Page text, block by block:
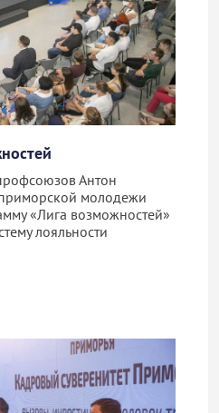
Антон
молодежи
«Лига возможностей»
лояльности